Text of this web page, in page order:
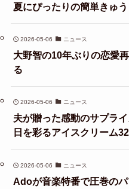
夏にぴったりの簡単きゅ
2026-05-06 ニュース
大野智の10年ぶりの恋愛
る
2026-05-06 ニュース
夫が贈った感動のサプラ
日を彩るアイスクリーム
2026-05-06 ニュース
Adoが音楽特番で圧巻の